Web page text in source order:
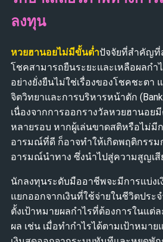
ลงทุน
หวยฮานอยไม่มีขั้นต่ำปัจจัยที่สำคัญที่
โชคสามารถยืนระยะและเหลือผลกำ
อย่างยั่งยืนไม่ใช่เรื่องของโชคชะตา
จิตวิทยาและการบริหารหน้าตัก
เนื่องจากการออกรางวัลหวยฮานอย
หลายรอบ หากผู้เล่นขาดสติหรือไม่มี
อารมณ์ที่ดี ก็อาจทำให้เกิดพฤติกรรม
อารมณ์นำทาง ซึ่งนำไปสู่ความสูญเ
นักลงทุนระดับมืออาชีพจะมีการแบ่ง
แยกออกจากเงินที่ใช้จ่ายในชีวิตประ
ตั้งเป้าหมายผลกำไรที่ต้องการในแต่
ผล เช่น เมื่อทำกำไรได้ตามเป้าหมา